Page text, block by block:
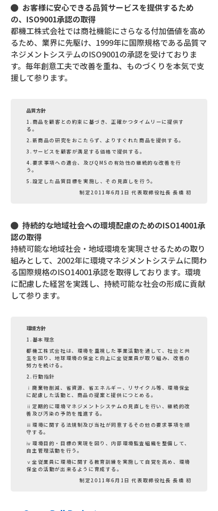
お客様に安心できる品質サービスを提供するため
の、ISO9001承認の取得
都機工株式会社では商社機能にさらなる付加価値を高め
るため、業界に先駆け、1999年に国際規格である品質マ
ネジメントシステムのISO9001の承認を受けておりま
す。毎年創意工夫で改善を重ね、ものづくりを本気で支
援して参ります。
品質方針
1.商品を顧客との約束に基づき、正確かつタイムリーに提供す
る。
2.新商品の研究をおこたらず、よりすぐれた商品を提供する。
3.サービスを顧客が満足する価格で提供する。
4.要求事項への適合、及びQMSの有効性の継続的な改善を行
う。
5.設定した品質目標を実施し、その見直しを行う。
制定2011年6月1日 代表取締役社長 長橋 初
持続的な地域社会への環境配慮のためのISO14001承
認の取得
持続可能な地域社会・地域環境を実現させるための取り
組みとして、2002年に環境マネジメントシステムに関わ
る国際規格のISO14001承認を取得しております。環境
に配慮した経営を実践し、持続可能な社会の形成に貢献
して参ります。
環境方針
1.基本理念
都機工株式会社は、環境を重視した事業活動を通して、社会と共
生を図り、地球環境の保全と向上に全従業員が取り組み、改善の
努力を続ける。
2.行動指針
ⅰ廃棄物削減、省資源、省エネルギー、リサイクル等、環境保全
に配慮した活動と、商品の提案と提供につとめる。
ⅱ定期的に環境マネジメントシステムの見直しを行い、継続的改
善及び汚染の予防を推進する。
ⅲ環境に関する法規制及び当社が同意するその他の要求事項を順
守する。
ⅳ環境目的・目標の実現を図り、内部環境監査組織を整備して、
自主管理活動を行う。
ⅴ全従業員に環境に関する教育訓練を実施して自覚を高め、環境
保全の活動が出来るように育成する。
制定2011年6月1日 代表取締役社長 長橋 初